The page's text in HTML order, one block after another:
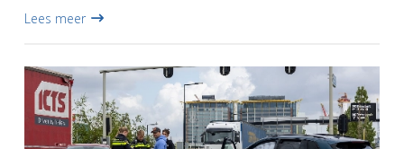
incident werd...
Lees meer